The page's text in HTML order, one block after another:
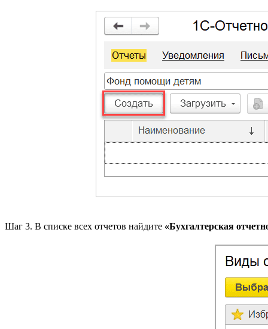
Шаг 3. В списке всех отчетов найдите «Бухгалтерская